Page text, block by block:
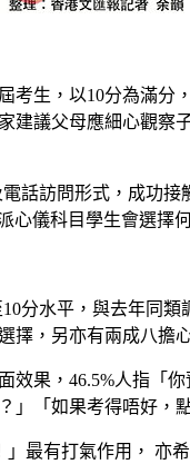
生，以10分為滿
建議父母應細心觀
話訪問形式，成功
心儀科目學生會選
分水平，與去年同
，另亦有兩成八擔
果，46.5%人指
「如果考得唔好，
最有打氣作用，